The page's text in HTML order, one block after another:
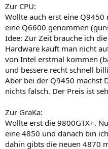
Graka
Soll ich die minimal übertaktete
übertakteteGTX 260 von Asus
Will mir meinen neuen Rechner
Werde die CPU auf jeden Fall
Der Bildschirm wird ein 21,6"
Zur CPU:
Wollte auch erst eine
eine Q6600 genommen
Idee: Zur Zeit brauche ich
Hardware kauft man nicht
von Intel erstmal kommen
und bessere recht schnell
Aber bei der Q9450 machst
nichts falsch. Der Preis ist
Zur GraKa:
Wollte erst die 9800GTX+.
eine 4850 und danach bin
dahin gibts die neuen 4870